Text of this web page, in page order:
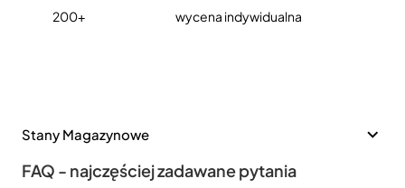
200+ wycena indywidualna
Stany Magazynowe
FAQ - najczęściej zadawane pytania